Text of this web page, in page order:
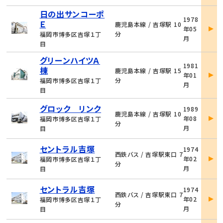
日の出サンコーポ
Ｅ
福岡市博多区吉塚１丁
目
鹿児島本線 / 吉塚駅 10
分
1978
年05
月
詳
グリーンハイツＡ
棟
福岡市博多区吉塚１丁
目
鹿児島本線 / 吉塚駅 15
分
1981
年01
月
詳
グロック リンク
福岡市博多区吉塚１丁
目
鹿児島本線 / 吉塚駅 10
分
1989
年08
月
詳
セントラル吉塚
福岡市博多区吉塚１丁
目
西鉄バス / 吉塚駅東口 7
分
1974
年02
月
詳
セントラル吉塚
福岡市博多区吉塚１丁
目
西鉄バス / 吉塚駅東口 7
分
1974
年02
月
詳